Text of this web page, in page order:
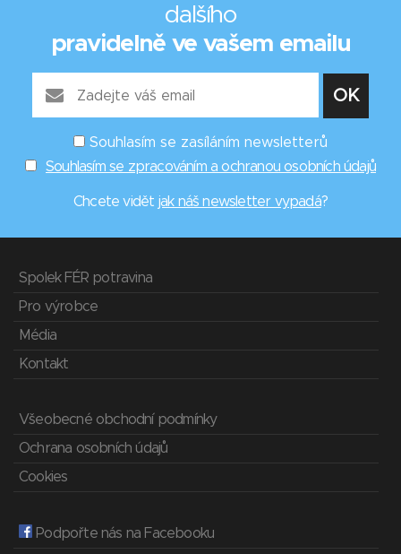
dalšího
pravidelně ve vašem emailu
Souhlasím se zasíláním newsletterů
Souhlasím se zpracováním a ochranou osobních údajů
Chcete vidět jak náš newsletter vypadá?
Spolek FÉR potravina
Pro výrobce
Média
Kontakt
Všeobecné obchodní podmínky
Ochrana osobních údajů
Cookies
Podpořte nás na Facebooku